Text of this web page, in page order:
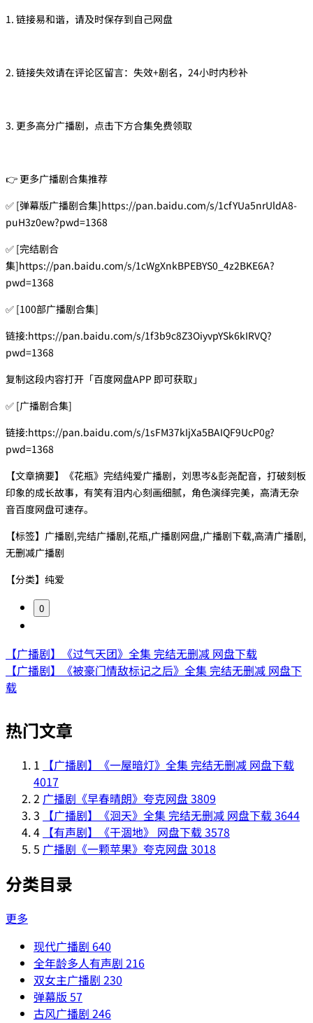
1. 链接易和谐，请及时保存到自己网盘
2. 链接失效请在评论区留言：失效+剧名，24小时内秒补
3. 更多高分广播剧，点击下方合集免费领取
👉 更多广播剧合集推荐
✅ [弹幕版广播剧合集]https://pan.baidu.com/s/1cfYUa5nrUldA8-
puH3z0ew?pwd=1368
✅ [完结剧合
集]https://pan.baidu.com/s/1cWgXnkBPEBYS0_4z2BKE6A?
pwd=1368
✅ [100部广播剧合集]
链接:https://pan.baidu.com/s/1f3b9c8Z3OiyvpYSk6kIRVQ?
pwd=1368
复制这段内容打开「百度网盘APP 即可获取」
✅ [广播剧合集]
链接:https://pan.baidu.com/s/1sFM37kIjXa5BAIQF9UcP0g?
pwd=1368
【文章摘要】《花瓶》完结纯爱广播剧，刘思岑&彭尧配音，打破刻板
印象的成长故事，有笑有泪内心刻画细腻，角色演绎完美，高清无杂
音百度网盘可速存。
【标签】广播剧,完结广播剧,花瓶,广播剧网盘,广播剧下载,高清广播剧,
无删减广播剧
【分类】纯爱
0
【广播剧】《过气天团》全集 完结无删减 网盘下载
【广播剧】《被豪门情敌标记之后》全集 完结无删减 网盘下
载
热门文章
1
【广播剧】《一屋暗灯》全集 完结无删减 网盘下载
4017
2 广播剧《早春晴朗》夸克网盘3809
3
【广播剧】《洄天》全集 完结无删减 网盘下载3644
4 【有声剧】《干涸地》 网盘下载3578
5 广播剧《一颗苹果》夸克网盘3018
分类目录
更多
现代广播剧 640
全年龄多人有声剧 216
双女主广播剧 230
弹幕版 57
古风广播剧 246